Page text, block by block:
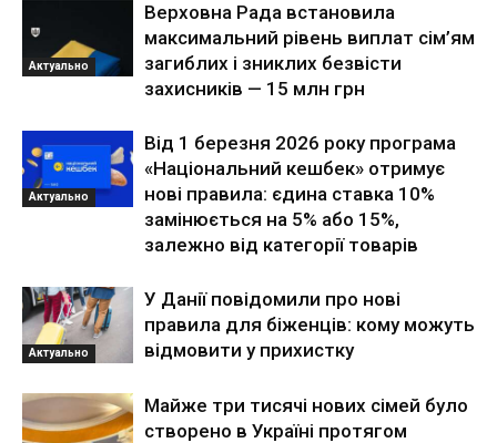
Актуально
Верховна Рада встановила
максимальний рівень виплат сім’ям
загиблих і зниклих безвісти
захисників — 15 млн грн
Актуально
Від 1 березня 2026 року програма
«Національний кешбек» отримує
нові правила: єдина ставка 10%
замінюється на 5% або 15%,
залежно від категорії товарів
Актуально
У Данії повідомили про нові
правила для біженців: кому можуть
відмовити у прихистку
Майже три тисячі нових сімей було
створено в Україні протягом